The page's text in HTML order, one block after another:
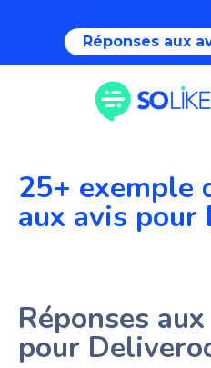
Réponses aux
25+ exemple
aux avis pour
Réponses
pour